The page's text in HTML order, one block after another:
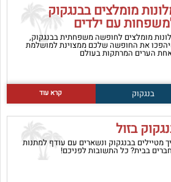
מומלצים בבנגקוק
עם ילדים
מומלצים לחופשה משפחתית בבנגקוק,
את החופשה שלכם ממצוינת למושלמת
הערים המרתקות בעולם
בנגקוק קרא עוד
בזול
מטיילים בבנגקוק ונשארים עם עודף למתנות
בבית? כל התשובות לפניכם!